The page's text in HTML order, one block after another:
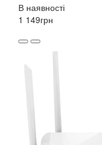
В наявності
1 149грн